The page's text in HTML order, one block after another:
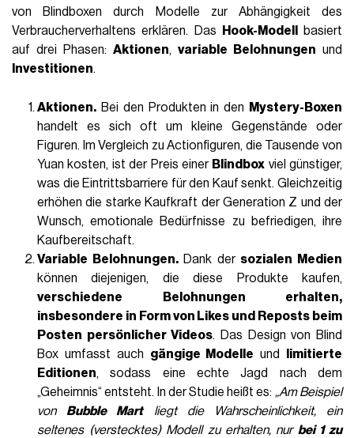
von Blindboxen durch Modelle zur Abhängigkeit des
Verbraucherverhaltens erklären. Das
Hook-Modell
basiert
auf drei Phasen: Aktionen, variable Belohnungen und
Investitionen.
Aktionen. Bei den Produkten in den
Mystery-Boxen
handelt es sich oft um kleine Gegenstände oder
Figuren. Im Vergleich zu Actionfiguren, die Tausende von
Yuan kosten, ist der Preis einer Blindbox viel günstiger,
was die Eintrittsbarriere für den Kauf senkt. Gleichzeitig
erhöhen die starke Kaufkraft der Generation Z und der
Wunsch, emotionale Bedürfnisse zu befriedigen, ihre
Kaufbereitschaft.
Variable Belohnungen.Dank der sozialen Medien
können diejenigen, die diese Produkte kaufen,
verschiedene Belohnungen erhalten,
insbesondere in Form von Likes und Reposts beim
Posten persönlicher Videos. Das Design von Blind
Box umfasst auch gängige Modelle und
limitierte
Editionen, sodass eine echte Jagd nach dem
„Geheimnis“ entsteht. In der Studie heißt es: „Am Beispiel
von Bubble Martliegt die Wahrscheinlichkeit, ein
seltenes (verstecktes) Modell zu erhalten, nur bei 1 zu